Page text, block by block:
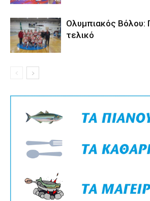
Ολυμπιακός Βόλου:
τελικό